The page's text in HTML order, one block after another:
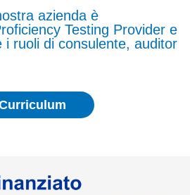
azienda è
Testing Provider e
i ruoli di consulente, auditor